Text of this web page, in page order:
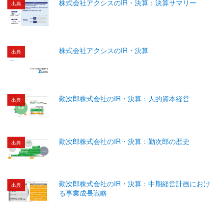
出典 株式会社アクシスのIR・決算：決算サマリー
出典 株式会社アクシスのIR・決算
出典 勤次郎株式会社のIR・決算：人的資本経営
出典 勤次郎株式会社のIR・決算：勤次郎の歴史
出典
勤次郎株式会社のIR・決算：中期経営計画におけ
る事業成長戦略